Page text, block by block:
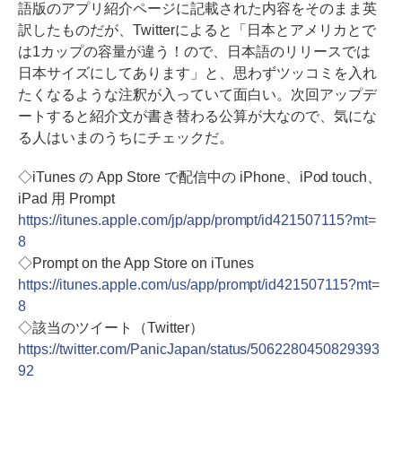
語版のアプリ紹介ページに記載された内容をそのまま英
訳したものだが、Twitterによると「日本とアメリカとで
は1カップの容量が違う！ので、日本語のリリースでは
日本サイズにしてあります」と、思わずツッコミを入れ
たくなるような注釈が入っていて面白い。次回アップデ
ートすると紹介文が書き替わる公算が大なので、気にな
る人はいまのうちにチェックだ。
◇iTunes の App Store で配信中の iPhone、iPod touch、
iPad 用 Prompt
https://itunes.apple.com/jp/app/prompt/id421507115?mt=
8
◇Prompt on the App Store on iTunes
https://itunes.apple.com/us/app/prompt/id421507115?mt=
8
◇該当のツイート（Twitter）
https://twitter.com/PanicJapan/status/5062280450829393
92